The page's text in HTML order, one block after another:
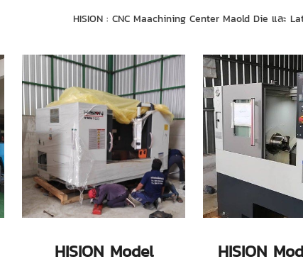
HISION : CNC Maachining Center Maold Die และ
HISION Model
HISION